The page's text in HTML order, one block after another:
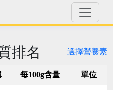
選擇營養素
排名
每100g含量 單位